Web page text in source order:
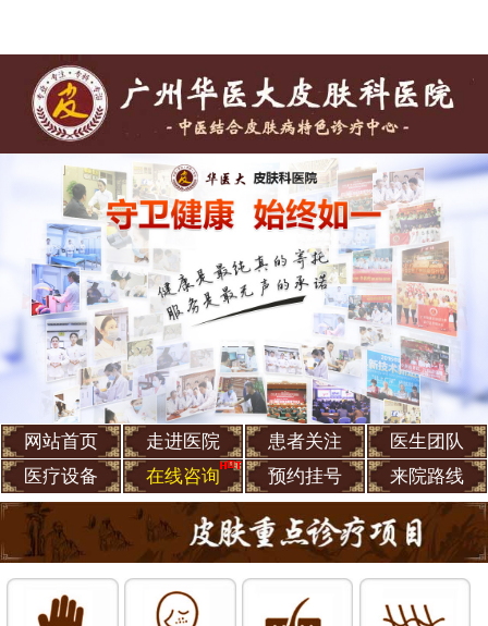
网站首页 走进医院 患者关注
医生团队
医疗设备
在线咨询 预约挂号 来院路线